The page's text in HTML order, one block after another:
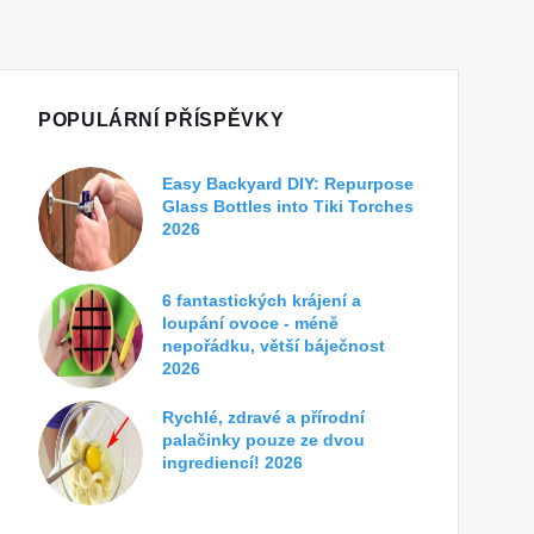
POPULÁRNÍ PŘÍSPĚVKY
Easy Backyard DIY: Repurpose
Glass Bottles into Tiki Torches
2026
6 fantastických krájení a
loupání ovoce - méně
nepořádku, větší báječnost
2026
Rychlé, zdravé a přírodní
palačinky pouze ze dvou
ingrediencí! 2026